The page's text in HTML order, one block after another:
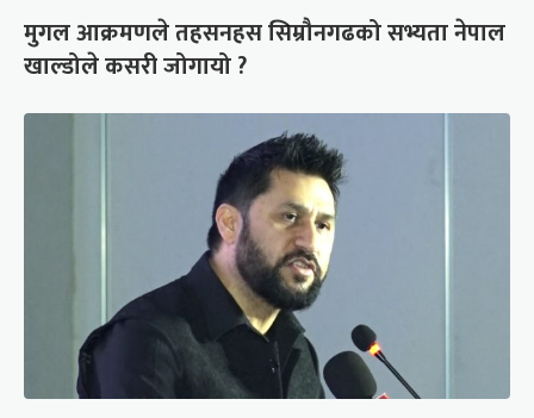
मुगल आक्रमणले तहसनहस सिम्रौनगढको सभ्यता नेपाल
खाल्डोले कसरी जोगायो ?